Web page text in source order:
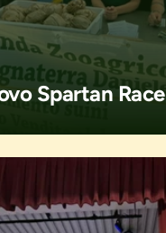
Spartan Race